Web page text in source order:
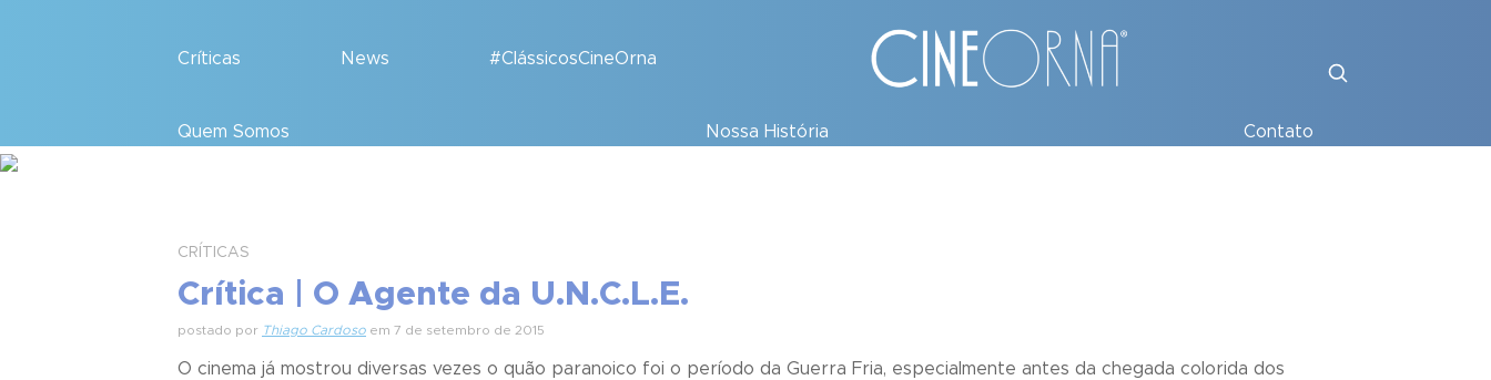
Críticas News #ClássicosCineOrna
Quem Somos Nossa História Contato
CRÍTICAS
Crítica | O Agente da U.N.C.L.E.
postado por Thiago Cardoso em 7 de setembro de 2015
O cinema já mostrou diversas vezes o quão paranoico foi o período da Guerra Fria, especialmente antes da chegada colorida dos